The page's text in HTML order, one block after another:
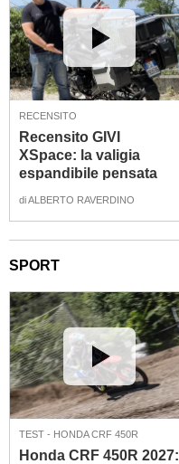
RECENSITO
Recensito GIVI
XSpace: la valigia
espandibile pensata
diALBERTO RAVERDINO
SPORT
TEST - HONDA CRF 450R
Honda CRF 450R 2027: